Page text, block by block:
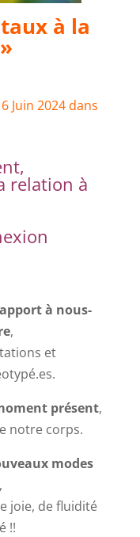
à la
Juin 2024 dans
relation à
à nous-
,
et
présent,
notre corps.
modes
,
joie, de fluidité
!!